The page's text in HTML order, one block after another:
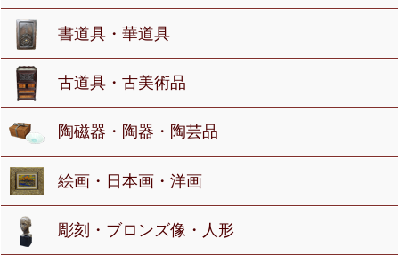
書道具・華道具
古道具・古美術品
陶磁器・陶器・陶芸品
絵画・日本画・洋画
彫刻・ブロンズ像・人形